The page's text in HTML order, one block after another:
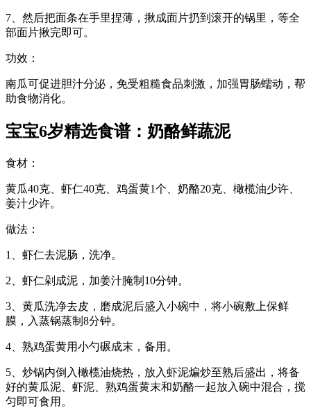
7、然后把面条在手里捏薄，揪成面片扔到滚开的锅里，等全
部面片揪完即可。
功效：
南瓜可促进胆汁分泌，免受粗糙食品刺激，加强胃肠蠕动，帮
助食物消化。
宝宝6岁精选食谱：奶酪鲜蔬泥
食材：
黄瓜40克、虾仁40克、鸡蛋黄1个、奶酪20克、橄榄油少许、
姜汁少许。
做法：
1、虾仁去泥肠，洗净。
2、虾仁剁成泥，加姜汁腌制10分钟。
3、黄瓜洗净去皮，磨成泥后盛入小碗中，将小碗敷上保鲜
膜，入蒸锅蒸制8分钟。
4、熟鸡蛋黄用小勺碾成末，备用。
5、炒锅内倒入橄榄油烧热，放入虾泥煸炒至熟后盛出，将备
好的黄瓜泥、虾泥、熟鸡蛋黄末和奶酪一起放入碗中混合，搅
匀即可食用。